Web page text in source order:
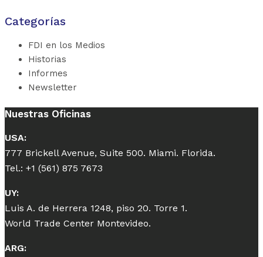
Categorías
FDI en los Medios
Historias
Informes
Newsletter
Nuestras Oficinas
USA:
777 Brickell Avenue, Suite 500. Miami. Florida.
Tel.: +1 (561) 875 7673
UY:
Luis A. de Herrera 1248, piso 20. Torre 1.
World Trade Center Montevideo.
ARG: